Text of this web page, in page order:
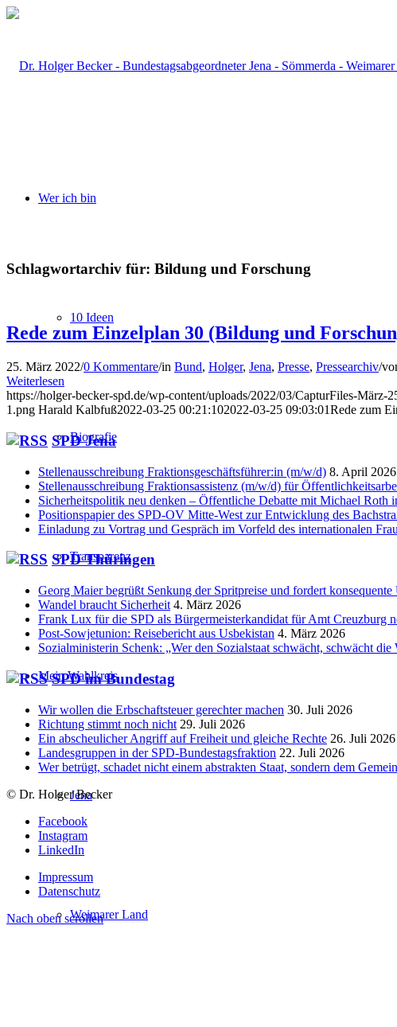
Wer ich bin
10 Ideen
Biografie
Transparenz
Mein Wahlkreis
Jena
Weimarer Land
Schlagwortarchiv für: Bildung und Forschung
Rede zum Einzelplan 30 (Bildung und
25. März 2022/0 Kommentare/in Bund, Holger, Jena, Presse, Pressearchiv/
Weiterlesen
https://holger-becker-spd.de/wp-content/uploads/2022/03/CapturFiles-März-
1.png Harald Kalbfuß2022-03-25 00:21:102022-03-25 09:03:01Rede zum
SPD Jena
Stellenausschreibung Fraktionsgeschäftsführer:in (m/w/d) 8. April 2026
Stellenausschreibung Fraktionsassistenz (m/w/d) für
Sicherheitspolitik neu denken – Öffentliche Debatte mit Michael Roth
Positionspapier des SPD-OV Mitte-West zur Entwicklung des
Einladung zu Vortrag und Gespräch im Vorfeld des internationalen
SPD Thüringen
Georg Maier begrüßt Senkung der Spritpreise und fordert konsequente
Wandel braucht Sicherheit 4. März 2026
Frank Lux für die SPD als Bürgermeisterkandidat für Amt Creuzburg
Post-Sowjetunion: Reisebericht aus Usbekistan 4. März 2026
Sozialministerin Schenk: „Wer den Sozialstaat schwächt, schwächt die
SPD im Bundestag
Wir wollen die Erbschaftsteuer gerechter machen 30. Juli 2026
Richtung stimmt noch nicht 29. Juli 2026
Ein abscheulicher Angriff auf Freiheit und gleiche Rechte 26. Juli 2026
Landesgruppen in der SPD-Bundestagsfraktion 22. Juli 2026
Wer betrügt, schadet nicht einem abstrakten Staat, sondern dem
© Dr. Holger Becker
Facebook
Instagram
LinkedIn
Impressum
Datenschutz
Nach oben scrollen